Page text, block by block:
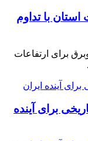
با تداوم
برای ارتفاعات
برای آینده